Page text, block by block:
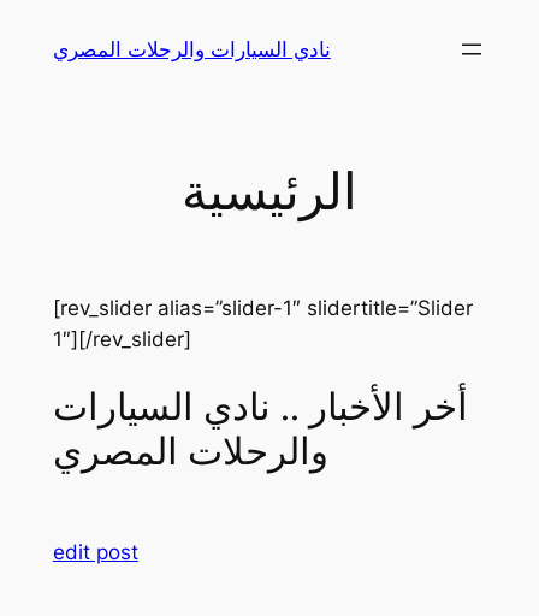
نادي السيارات والرحلات المصري
الرئيسية
[rev_slider alias=”slider-1″ slidertitle=”Slider
1″][/rev_slider]
أخر الأخبار .. نادي السيارات
والرحلات المصري
edit post